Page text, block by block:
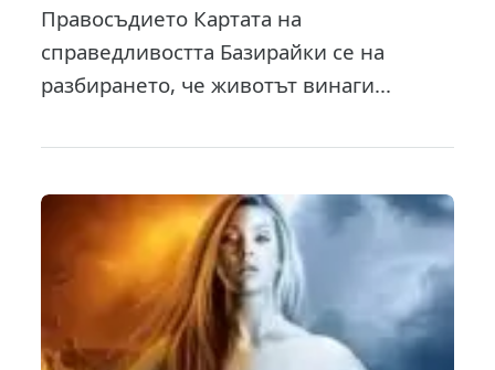
Правосъдието Картата на
справедливостта Базирайки се на
разбирането, че животът винаги...